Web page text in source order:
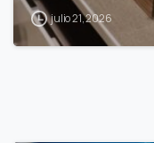
julio 21, 2026